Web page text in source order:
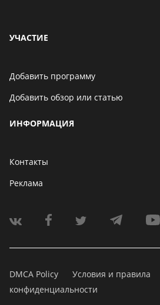
УЧАСТИЕ
Добавить программу
Добавить обзор или статью
ИНФОРМАЦИЯ
Контакты
Реклама
DMCA Policy Условия и правила
конфиденциальности